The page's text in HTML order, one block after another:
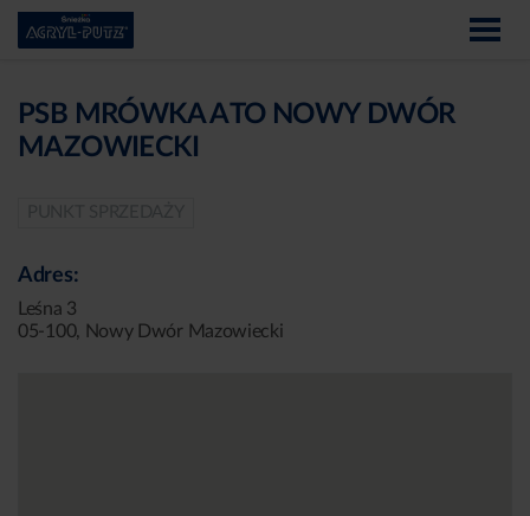
PSB MRÓWKA ATO NOWY DWÓR
MAZOWIECKI
Adres:
Leśna 3
05-100, Nowy Dwór Mazowiecki